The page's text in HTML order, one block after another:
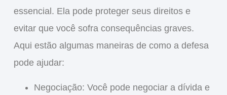
essencial. Ela pode proteger seus direitos e
evitar que você sofra consequências graves.
Aqui estão algumas maneiras de como a defesa
pode ajudar:
Negociação: Você pode negociar a dívida e